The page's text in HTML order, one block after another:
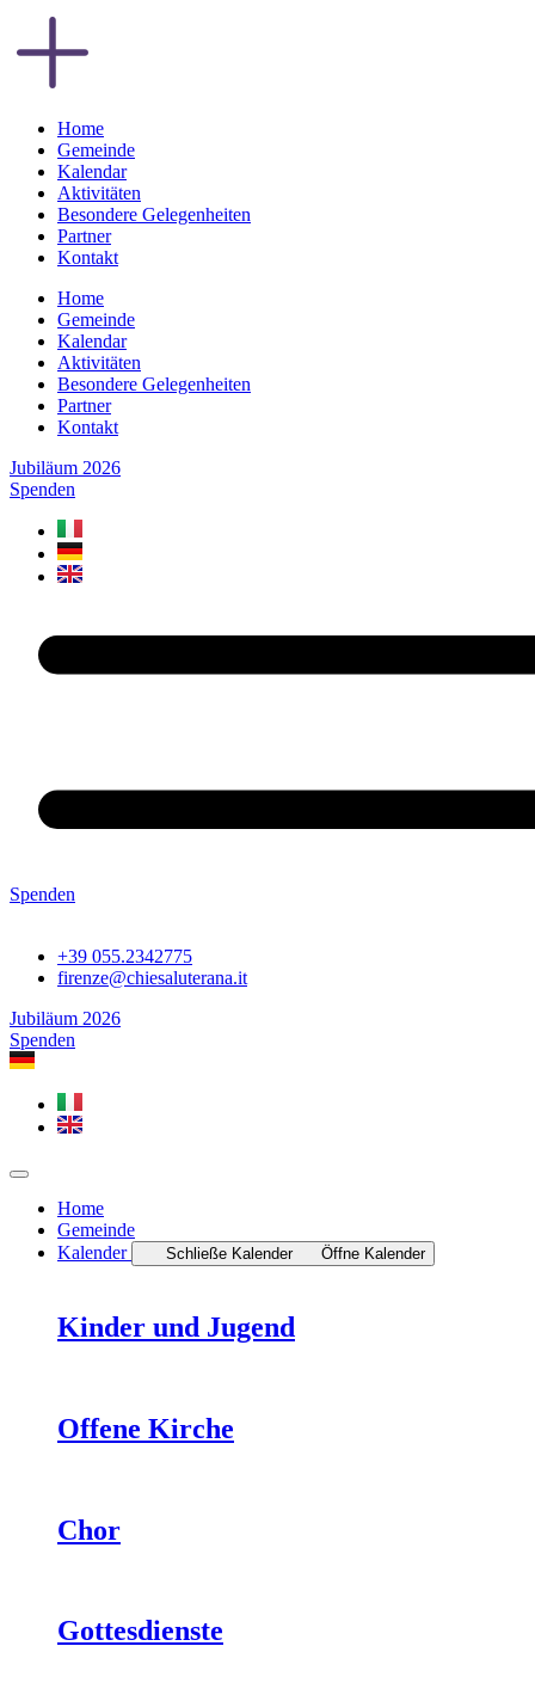
springen
Home
Gemeinde
Kalendar
Aktivitäten
Besondere Gelegenheiten
Partner
Kontakt
Home
Gemeinde
Kalendar
Aktivitäten
Besondere Gelegenheiten
Partner
Kontakt
Jubiläum 2026
Spenden
Spenden
+39 055.2342775
firenze@chiesaluterana.it
Jubiläum 2026
Spenden
Home
Gemeinde
Kalender
Schließe Kalender Öffne Kalender
Kinder und Jugend
Offene Kirche
Chor
Gottesdienste